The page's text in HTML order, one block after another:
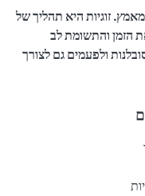
זוגיות היא תהליך של
הזמן והתשומת לב
ולפעמים גם לצורך